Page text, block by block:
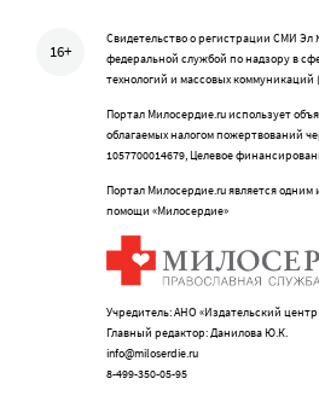
16+
Свидетельство о регистрации СМИ
федеральной службой по надзору в
технологий и массовых коммуникаций
Портал Милосердие.ru использует
облагаемых налогом пожертвований
1057700014679, Целевое
Портал Милосердие.ru является
помощи «Милосердие»
Учредитель: АНО «Издательский
Главный редактор: Данилова Ю.К.
info@miloserdie.ru
8-499-350-05-95